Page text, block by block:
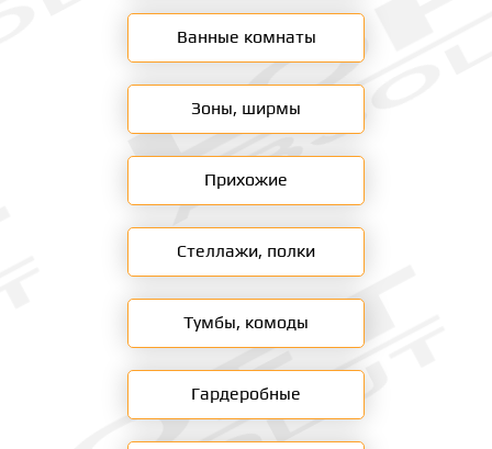
Ванные комнаты
Зоны, ширмы
Прихожие
Стеллажи, полки
Тумбы, комоды
Гардеробные